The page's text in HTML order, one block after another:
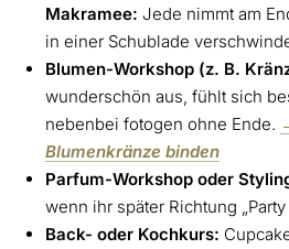
Makramee: Jede nimmt am
in einer Schublade
Blumen-Workshop (z. B.
wunderschön aus, fühlt sich
nebenbei fotogen ohne Ende.
Blumenkränze binden
Parfum-Workshop oder
wenn ihr später Richtung
Back- oder Kochkurs: